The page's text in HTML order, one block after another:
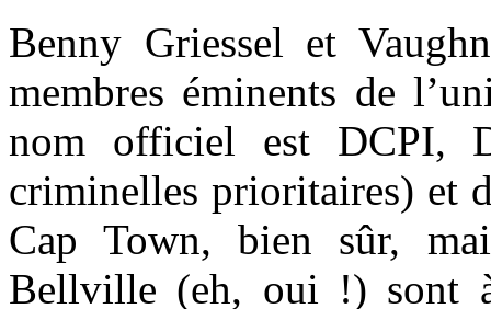
Benny Griessel et
membres éminents de
nom officiel est DCPI,
criminelles prioritaires) et
Cap Town, bien sûr,
Bellville (eh, oui !) sont